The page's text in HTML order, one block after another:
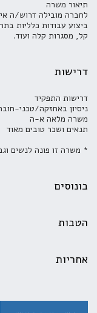
תיאור משרה
לחברה מובילה דרוש/ה
ביצוע עבודות כלליות
קל, מסגרות קלה ועוד.
דרישות
דרישות התפקיד
ניסיון באחזקה/טכני-
משרה מלאה א-ה
תנאים ושכר טובים מאוד
* משרה זו פונה לנשים
בונוסים
הטבות
אחריות